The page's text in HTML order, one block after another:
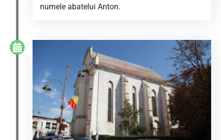
numele abatelui Anton.